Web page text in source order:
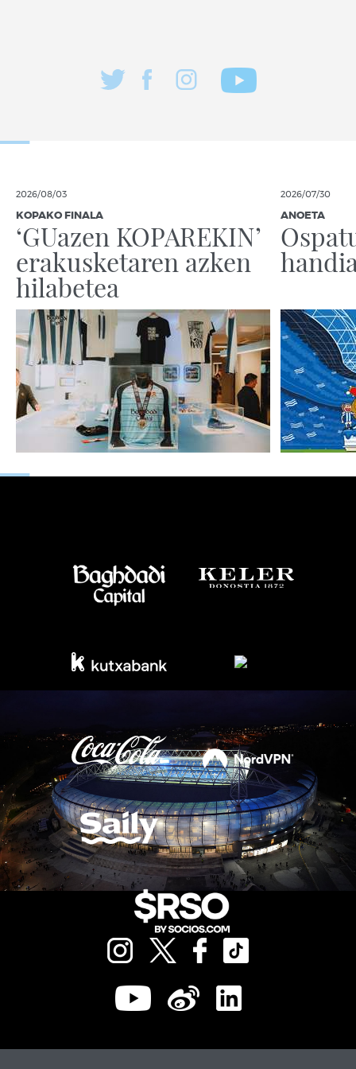
2026/08/03
KOPAKO FINALA
‘GUazen KOPAREKIN’
erakusketaren azken
hilabetea
2026/07/30
ANOETA